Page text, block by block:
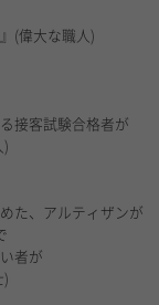
(偉大な職人)
接客試験合格者が
)
た、アルティザンが
者が
)